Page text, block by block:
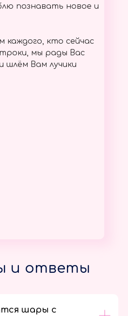
познавать новое и
каждого, кто сейчас
мы рады Вас
шлём Вам лучики
и ответы
шары с